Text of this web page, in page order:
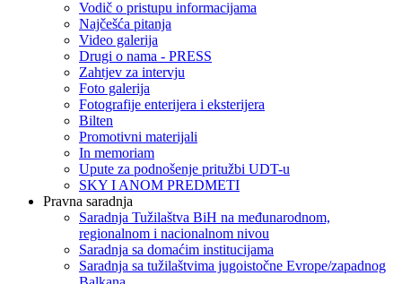
Vodič o pristupu informacijama
Najčešća pitanja
Video galerija
Drugi o nama - PRESS
Zahtjev za intervju
Foto galerija
Fotografije enterijera i eksterijera
Bilten
Promotivni materijali
In memoriam
Upute za podnošenje pritužbi UDT-u
SKY I ANOM PREDMETI
Pravna saradnja
Saradnja Tužilaštva BiH na međunarodnom,
regionalnom i nacionalnom nivou
Saradnja sa domaćim institucijama
Saradnja sa tužilaštvima jugoistočne Evrope/zapadnog